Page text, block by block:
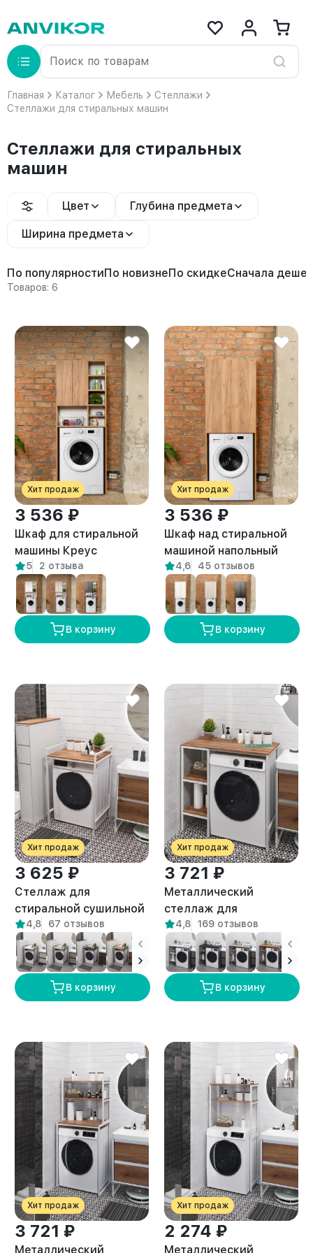
Главная Каталог Мебель
Стеллажи
Стеллажи для стиральных машин
Стеллажи для стиральных
машин
Цвет Глубина предмета
Ширина предмета
По популярностиПо новизнеПо скидкеСначала
Товаров: 6
Хит продаж
3 536 ₽
Шкаф для стиральной
машины Креус
амаретто
5 2 отзыва
В корзину
Хит продаж
3 536 ₽
Шкаф над стиральной
машиной напольный
Гата амаретто
4,6 45 отзывов
В корзину
Хит продаж
3 625 ₽
Стеллаж для
стиральной сушильной
машин Шексна белый/
амаретто
4,8 67 отзывов
В корзину
Хит продаж
3 721 ₽
Металлический
стеллаж для
стиральной машины
лофт Сомма белый/
амаретто
4,8 169 отзывов
В корзину
Хит продаж
3 721 ₽
Металлический
Хит продаж
2 274 ₽
Металлический